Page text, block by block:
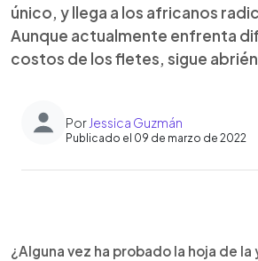
único, y llega a los africanos
Aunque actualmente enfrenta
costos de los fletes, sigue
Por Jessica Guzmán
Publicado el 09 de marzo de 2022
Escuchar artículo
¿Alguna vez ha probado la hoja de